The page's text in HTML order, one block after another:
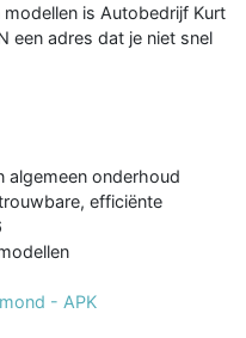
is Autobedrijf Kurt
een adres dat je niet snel
algemeen onderhoud
efficiënte
- APK